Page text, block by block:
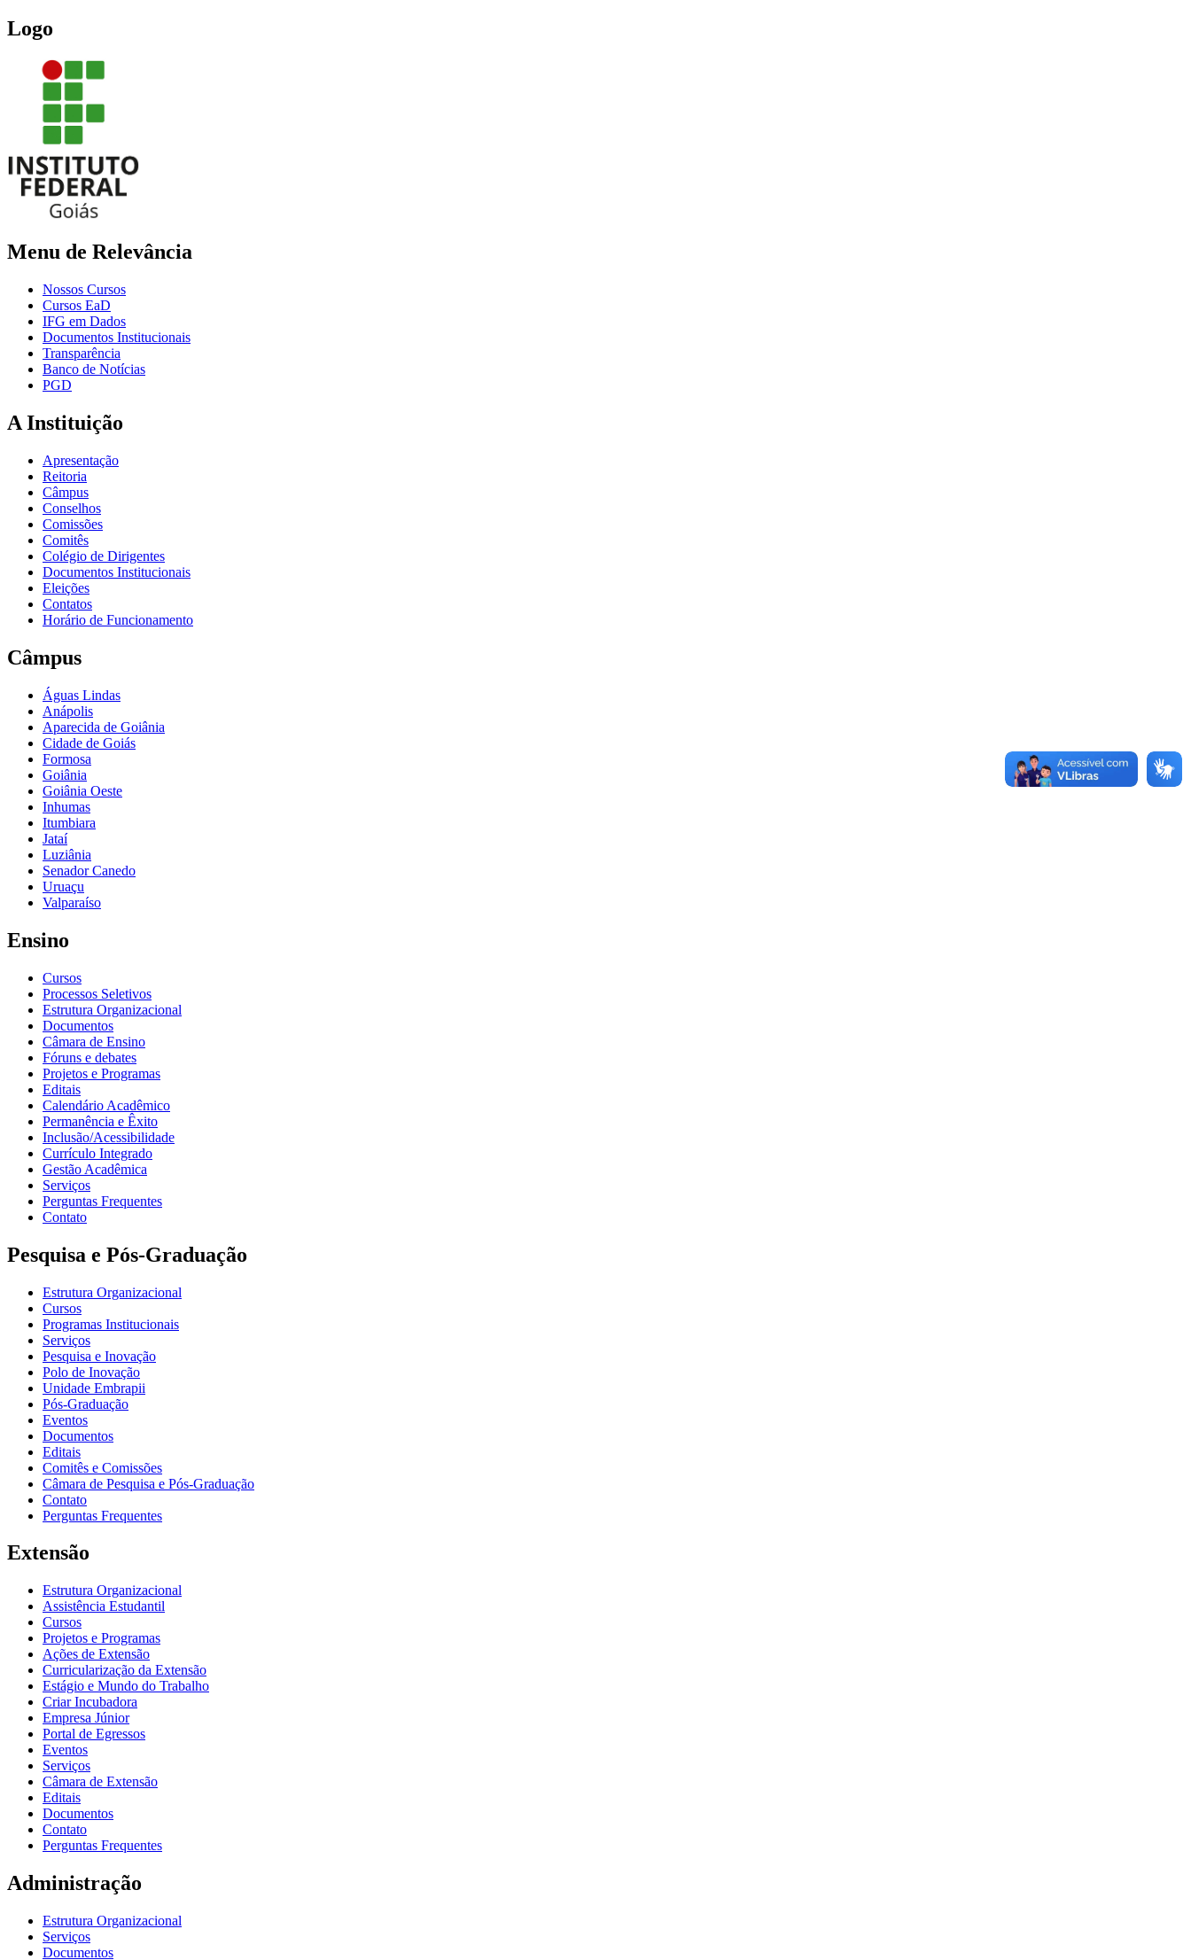
Logo
Menu de Relevância
Nossos Cursos
Cursos EaD
IFG em Dados
Documentos Institucionais
Transparência
Banco de Notícias
PGD
A Instituição
Apresentação
Reitoria
Câmpus
Conselhos
Comissões
Comitês
Colégio de Dirigentes
Documentos Institucionais
Eleições
Contatos
Horário de Funcionamento
Câmpus
Águas Lindas
Anápolis
Aparecida de Goiânia
Cidade de Goiás
Formosa
Goiânia
Goiânia Oeste
Inhumas
Itumbiara
Jataí
Luziânia
Senador Canedo
Uruaçu
Valparaíso
Ensino
Cursos
Processos Seletivos
Estrutura Organizacional
Documentos
Câmara de Ensino
Fóruns e debates
Projetos e Programas
Editais
Calendário Acadêmico
Permanência e Êxito
Inclusão/Acessibilidade
Currículo Integrado
Gestão Acadêmica
Serviços
Perguntas Frequentes
Contato
Pesquisa e Pós-Graduação
Estrutura Organizacional
Cursos
Programas Institucionais
Serviços
Pesquisa e Inovação
Polo de Inovação
Unidade Embrapii
Pós-Graduação
Eventos
Documentos
Editais
Comitês e Comissões
Câmara de Pesquisa e Pós-Graduação
Contato
Perguntas Frequentes
Extensão
Estrutura Organizacional
Assistência Estudantil
Cursos
Projetos e Programas
Ações de Extensão
Curricularização da Extensão
Estágio e Mundo do Trabalho
Criar Incubadora
Empresa Júnior
Portal de Egressos
Eventos
Serviços
Câmara de Extensão
Editais
Documentos
Contato
Perguntas Frequentes
Administração
Estrutura Organizacional
Serviços
Documentos